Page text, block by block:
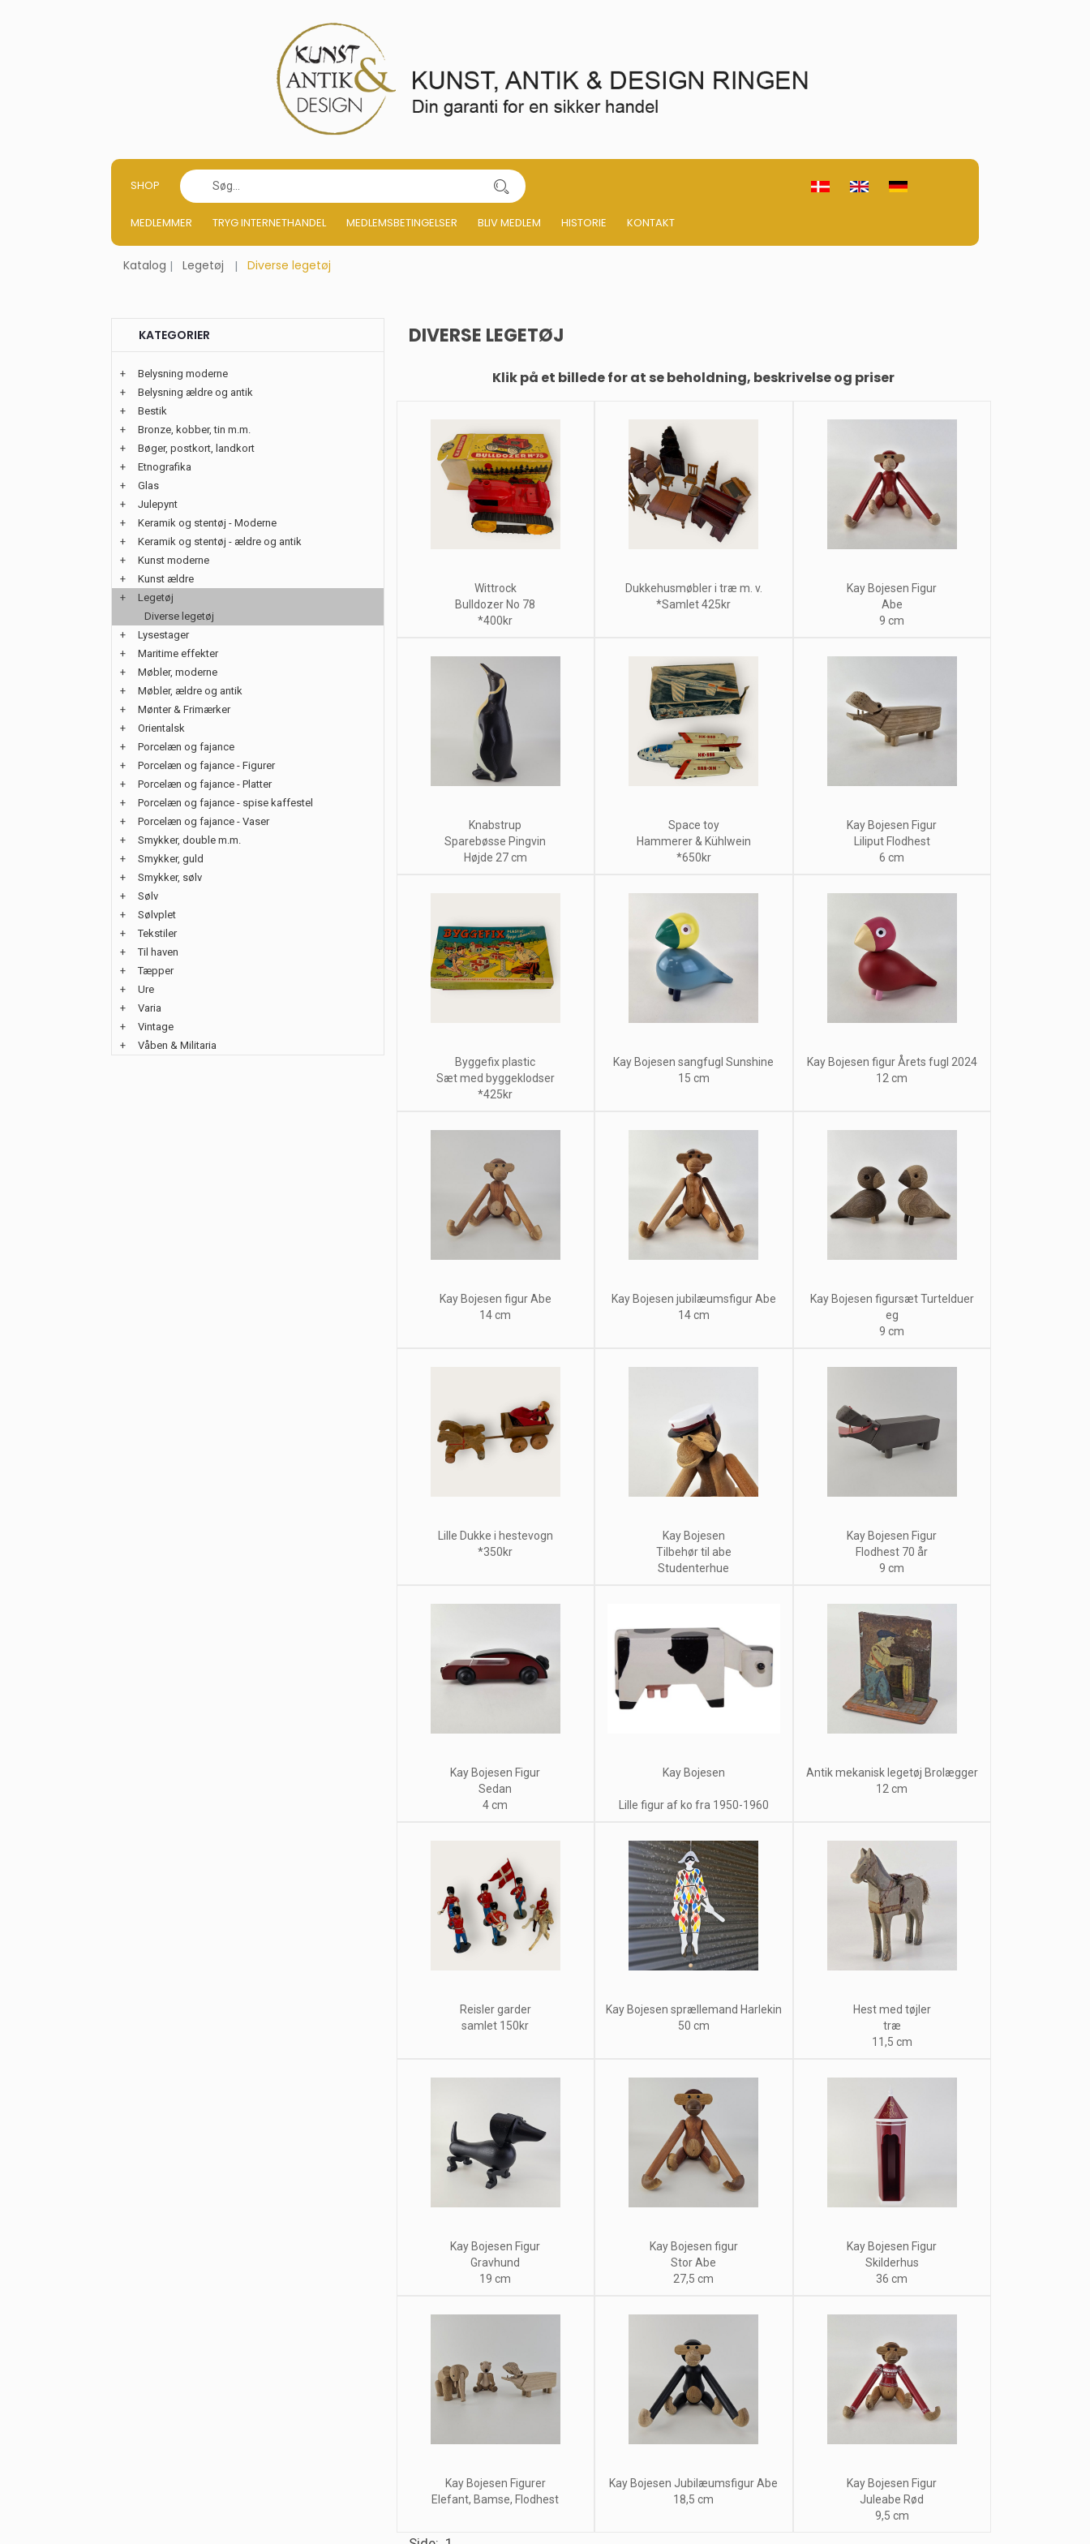
SHOP
MEDLEMMER TRYG INTERNETHANDEL MEDLEMSBETINGELSER BLIV MEDLEM HISTORIE KONTAKT
Katalog Legetøj Diverse legetøj
DIVERSE LEGETØJ
Klik på et billede for at se beholdning, beskrivelse og priser
Wittrock
Bulldozer No 78
*400kr
Dukkehusmøbler i træ m. v.
*Samlet 425kr
Kay Bojesen Figur
Abe
9 cm
Knabstrup
Sparebøsse Pingvin
Højde 27 cm
Space toy
Hammerer & Kühlwein
*650kr
Kay Bojesen Figur
Liliput Flodhest
6 cm
Byggefix plastic
Sæt med byggeklodser
*425kr
Kay Bojesen sangfugl Sunshine
15 cm
Kay Bojesen figur Årets fugl 2024
12 cm
Kay Bojesen figur Abe
14 cm
Kay Bojesen jubilæumsfigur Abe
14 cm
Kay Bojesen figursæt Turtelduer
eg
9 cm
Lille Dukke i hestevogn
*350kr
Kay Bojesen
Tilbehør til abe
Studenterhue
Kay Bojesen Figur
Flodhest 70 år
9 cm
Kay Bojesen Figur
Sedan
4 cm
Kay Bojesen
Lille figur af ko fra 1950-1960
Antik mekanisk legetøj Brolægger
12 cm
Reisler garder
samlet 150kr
Kay Bojesen sprællemand Harlekin
50 cm
Hest med tøjler
træ
11,5 cm
Kay Bojesen Figur
Gravhund
19 cm
Kay Bojesen figur
Stor Abe
27,5 cm
Kay Bojesen Figur
Skilderhus
36 cm
Kay Bojesen Figurer
Elefant, Bamse, Flodhest
Kay Bojesen Jubilæumsfigur Abe
18,5 cm
Kay Bojesen Figur
Juleabe Rød
9,5 cm
KATEGORIER
+
Belysning moderne
+
Belysning ældre og antik
+
Bestik
+
Bronze, kobber, tin m.m.
+
Bøger, postkort, landkort
+
Etnografika
+
Glas
+
Julepynt
+
Keramik og stentøj - Moderne
+
Keramik og stentøj - ældre og antik
+
Kunst moderne
+
Kunst ældre
+
Legetøj
Diverse legetøj
+
Lysestager
+
Maritime effekter
+
Møbler, moderne
+
Møbler, ældre og antik
+
Mønter & Frimærker
+
Orientalsk
+
Porcelæn og fajance
+
Porcelæn og fajance - Figurer
+
Porcelæn og fajance - Platter
+
Porcelæn og fajance - spise kaffestel
+
Porcelæn og fajance - Vaser
+
Smykker, double m.m.
+
Smykker, guld
+
Smykker, sølv
+
Sølv
+
Sølvplet
+
Tekstiler
+
Til haven
+
Tæpper
+
Ure
+
Varia
+
Vintage
+
Våben & Militaria